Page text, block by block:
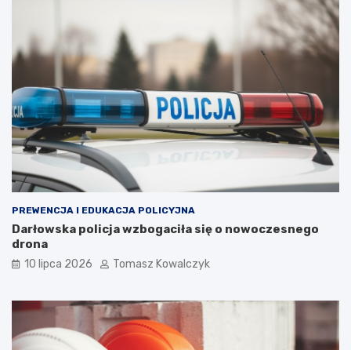
PREWENCJA I EDUKACJA POLICYJNA
Darłowska policja wzbogaciła się o nowoczesnego
drona
10 lipca 2026 Tomasz Kowalczyk